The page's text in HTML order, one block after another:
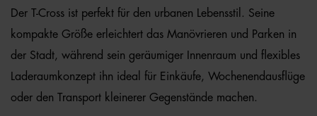
Der T-Cross ist perfekt für den urbanen Lebensstil. Seine
kompakte Größe erleichtert das Manövrieren und Parken in
der Stadt, während sein geräumiger Innenraum und flexibles
Laderaumkonzept ihn ideal für Einkäufe, Wochenendausflüge
oder den Transport kleinerer Gegenstände machen.